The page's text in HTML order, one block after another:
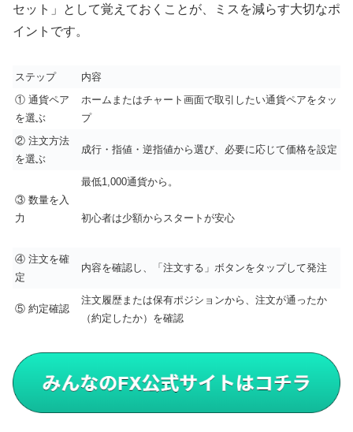
セット」として覚えておくことが、ミスを減らす大切なポ
イントです。
ステップ
内容
① 通貨ペア
を選ぶ
ホームまたはチャート画面で取引したい通貨ペアをタッ
プ
② 注文方法
を選ぶ
成行・指値・逆指値から選び、必要に応じて価格を設定
③ 数量を入
力
最低1,000通貨から。
初心者は少額からスタートが安心
④ 注文を確
定
内容を確認し、「注文する」ボタンをタップして発注
⑤ 約定確認
注文履歴または保有ポジションから、注文が通ったか
（約定したか）を確認